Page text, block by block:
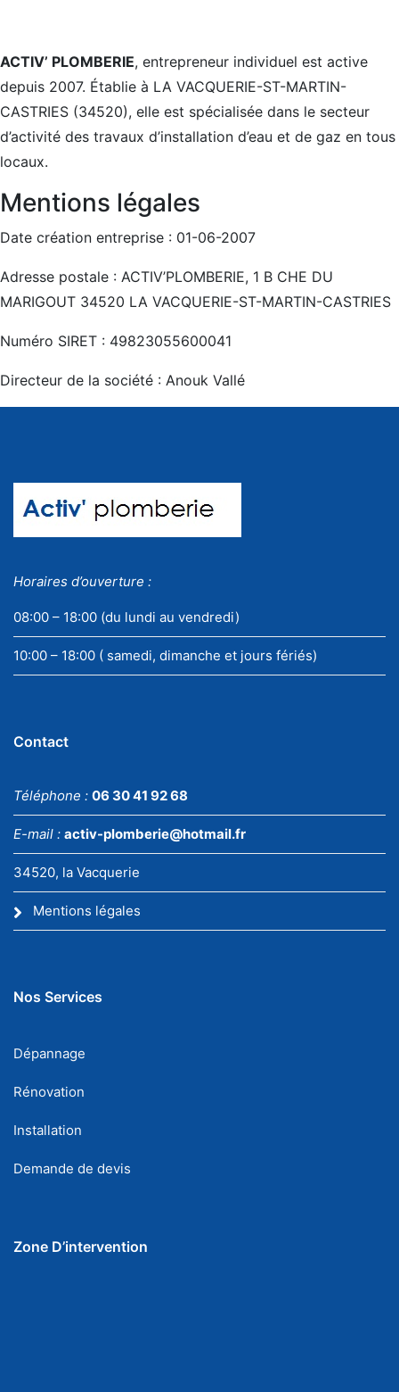
ACTIV’ PLOMBERIE, entrepreneur individuel est active
depuis 2007. Établie à LA VACQUERIE-ST-MARTIN-
CASTRIES (34520), elle est spécialisée dans le secteur
d’activité des travaux d’installation d’eau et de gaz en tous
locaux.
Mentions légales
Date création entreprise : 01-06-2007
Adresse postale : ACTIV’PLOMBERIE, 1 B CHE DU
MARIGOUT 34520 LA VACQUERIE-ST-MARTIN-CASTRIES
Numéro SIRET : 49823055600041
Directeur de la société : Anouk Vallé
Horaires d’ouverture :
08:00 – 18:00 (du lundi au vendredi)
10:00 – 18:00 ( samedi, dimanche et jours fériés)
Contact
Téléphone : 06 30 41 92 68
E-mail : activ-plomberie@hotmail.fr
34520, la Vacquerie
Mentions légales
Nos Services
Dépannage
Rénovation
Installation
Demande de devis
Zone D’intervention